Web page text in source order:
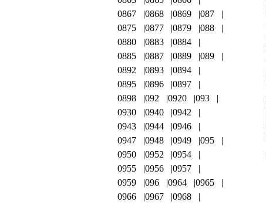
0867
0868 0869
087
0875
0877 0879
088
0880
0883
0884
0885
0887 0889
089
0892
0893
0894
0895
0896
0897
0898
092 0920
093
0930
0940
0942
0943
0944
0946
0947
0948 0949
095
0950
0952
0954
0955
0956
0957
0959
096 0964
0965
0966
0967
0968